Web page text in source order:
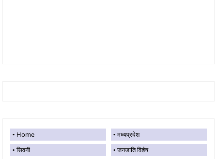
Home
मध्यप्रदेश
सिवनी
जनजाति विशेष